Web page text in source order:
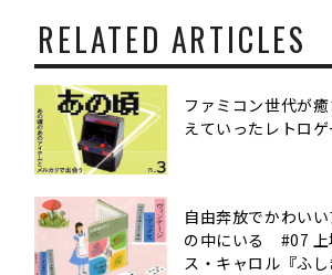
RELATED ARTICLES
ファミコン世代が
えていったレトロ
自由奔放でかわい
の中にいる #07 上
ス・キャロル『ふし